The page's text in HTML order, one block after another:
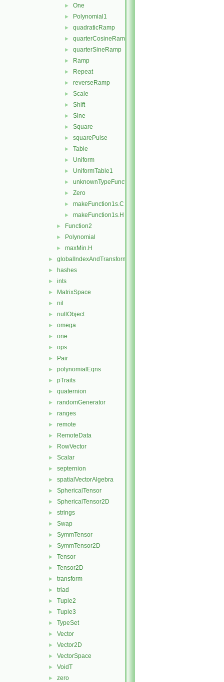
► One
► Polynomial1
► quadraticRamp
► quarterCosineRamp
► quarterSineRamp
► Ramp
► Repeat
► reverseRamp
► Scale
► Shift
► Sine
► Square
► squarePulse
► Table
► Uniform
► UniformTable1
► unknownTypeFunction1
► Zero
► makeFunction1s.C
► makeFunction1s.H
► Function2
► Polynomial
► maxMin.H
► globalIndexAndTransform
► hashes
► ints
► MatrixSpace
► nil
► nullObject
► omega
► one
► ops
► Pair
► polynomialEqns
► pTraits
► quaternion
► randomGenerator
► ranges
► remote
► RemoteData
► RowVector
► Scalar
► septernion
► spatialVectorAlgebra
► SphericalTensor
► SphericalTensor2D
► strings
► Swap
► SymmTensor
► SymmTensor2D
► Tensor
► Tensor2D
► transform
► triad
► Tuple2
► Tuple3
► TypeSet
► Vector
► Vector2D
► VectorSpace
► VoidT
► zero